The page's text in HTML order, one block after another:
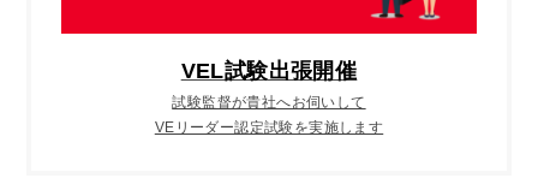
VEL試験出張開催
試験監督が貴社へお伺いして
VEリーダー認定試験を実施します